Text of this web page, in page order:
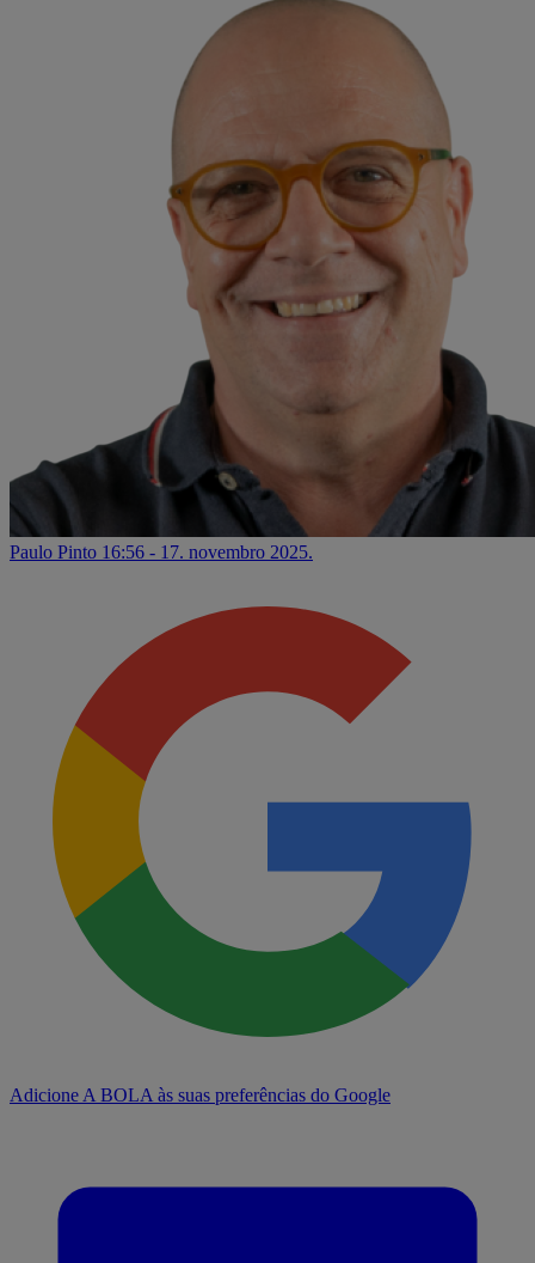
Paulo Pinto 16:56 - 17. novembro 2025.
Adicione A BOLA às suas preferências do Google